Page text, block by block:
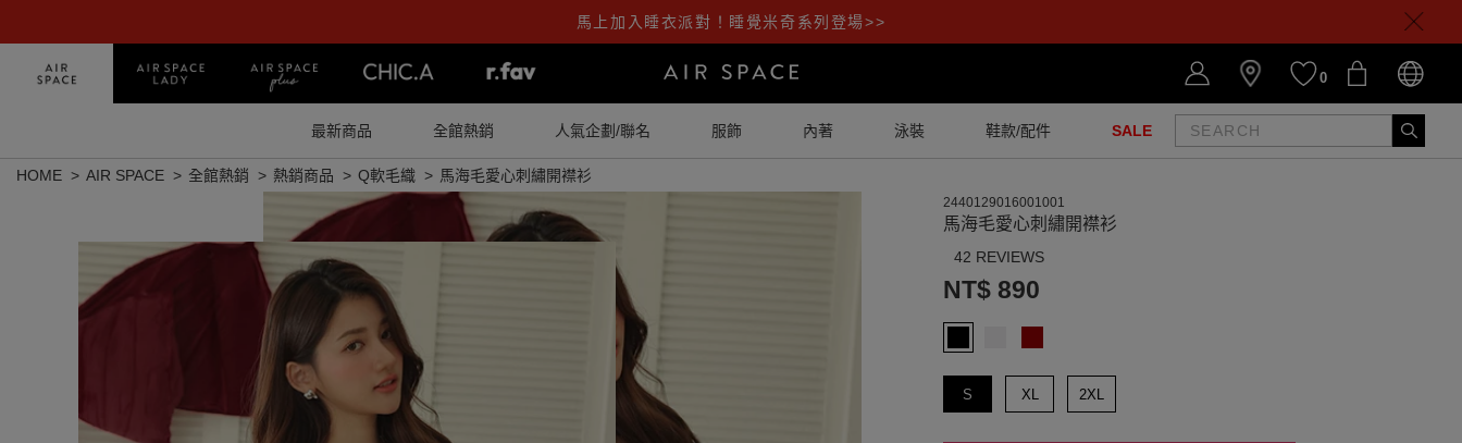
馬上加入睡衣派對！睡覺米奇系列登場>>
0
最新商品 全館熱銷 人氣企劃/聯名 服飾 內著 泳裝 鞋款/配件 SALE
HOME AIR SPACE 全館熱銷 熱銷商品 Q軟毛織 馬海毛愛心刺繡開襟衫
2440129016001001
馬海毛愛心刺繡開襟衫
42 REVIEWS
NT$ 890
S XL 2XL